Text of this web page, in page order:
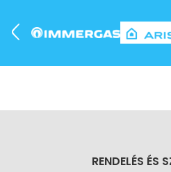
RENDELÉS ÉS